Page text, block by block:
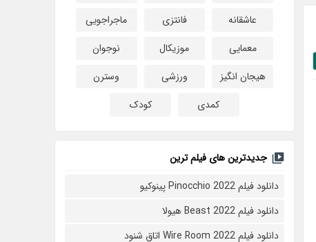
عاشقانه
فانتزی
ماجراجویی
معمایی
موزیکال
نوجوان
هیجان انگیز
ورزشی
وسترن
کمدی
کودک
جدیدترین های فیلم ترین
دانلود فیلم Pinocchio 2022 پینوکیو
دانلود فیلم Beast 2022 هیولا
دانلود فیلم Wire Room 2022 اتاق شنود